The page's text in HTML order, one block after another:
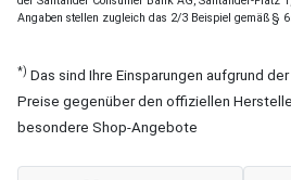
Angaben stellen zugleich das 2/3 Beispiel gemäß §
*) Das sind Ihre Einsparungen aufgrund
Preise gegenüber den offiziellen
besondere Shop-Angebote